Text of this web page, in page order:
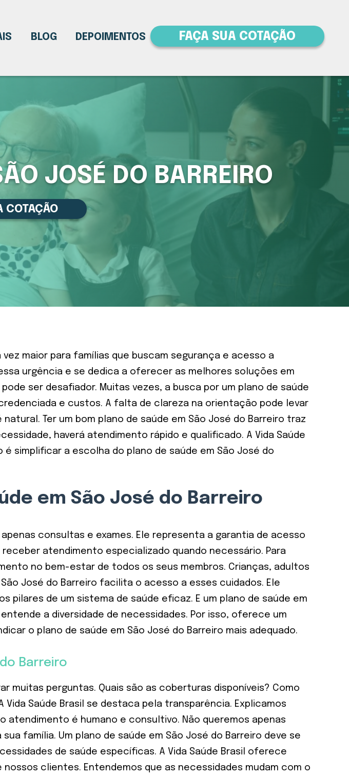
BLOG DEPOIMENTOS FAÇA SUA COTAÇÃO
JOSÉ DO BARREIRO
COTAÇÃO
maior para famílias que buscam segurança e acesso a
urgência e se dedica a oferecer as melhores soluções em
ser desafiador. Muitas vezes, a busca por um plano de saúde
e custos. A falta de clareza na orientação pode levar
Ter um bom plano de saúde em São José do Barreiro traz
haverá atendimento rápido e qualificado. A Vida Saúde
simplificar a escolha do plano de saúde em São José do
em São José do Barreiro
consultas e exames. Ele representa a garantia de acesso
atendimento especializado quando necessário. Para
no bem-estar de todos os seus membros. Crianças, adultos
José do Barreiro facilita o acesso a esses cuidados. Ele
pilares de um sistema de saúde eficaz. E um plano de saúde em
a diversidade de necessidades. Por isso, oferece um
o plano de saúde em São José do Barreiro mais adequado.
Barreiro
muitas perguntas. Quais são as coberturas disponíveis? Como
Saúde Brasil se destaca pela transparência. Explicamos
é humano e consultivo. Não queremos apenas
família. Um plano de saúde em São José do Barreiro deve se
de saúde específicas. A Vida Saúde Brasil oferece
clientes. Entendemos que as necessidades mudam com o